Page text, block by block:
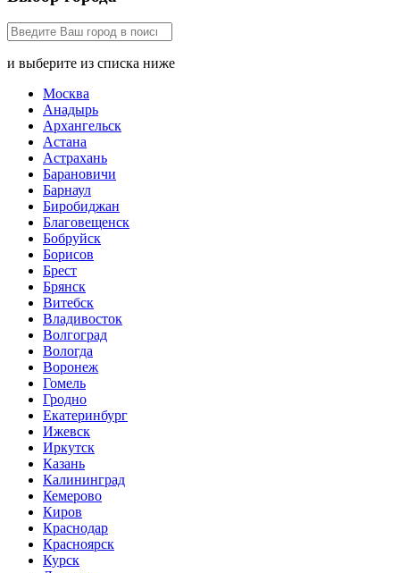
и выберите из списка ниже
Москва
Анадырь
Архангельск
Астана
Астрахань
Барановичи
Барнаул
Биробиджан
Благовещенск
Бобруйск
Борисов
Брест
Брянск
Витебск
Владивосток
Волгоград
Вологда
Воронеж
Гомель
Гродно
Екатеринбург
Ижевск
Иркутск
Казань
Калининград
Кемерово
Киров
Краснодар
Красноярск
Курск